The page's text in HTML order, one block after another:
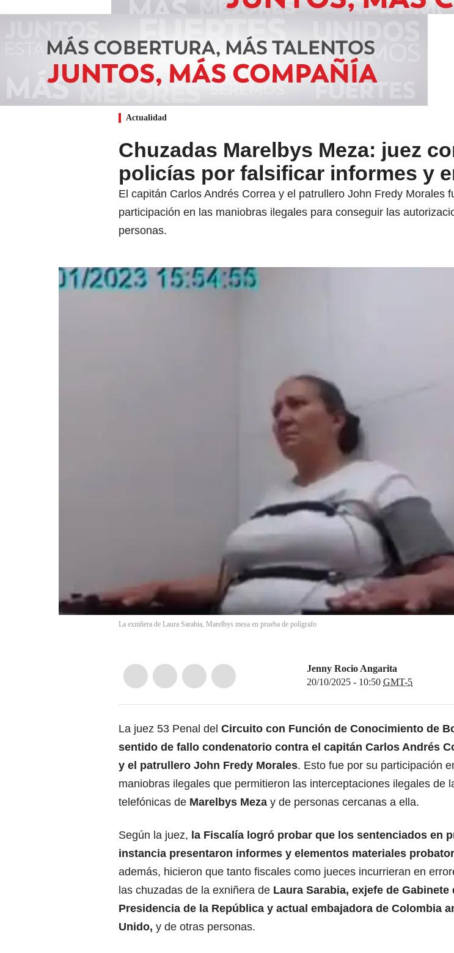
Actualidad
Chuzadas Marelbys Meza: juez
policías por falsificar informes y
El capitán Carlos Andrés Correa y el patrullero John Fredy Morales
participación en las maniobras ilegales para conseguir las
personas.
La exniñera de Laura Sarabia, Marelbys mesa en prueba de polígrafo
Jenny Rocio Angarita
20/10/2025 - 10:50 GMT-5
La juez 53 Penal del Circuito con Función de Conocimiento de
sentido de fallo condenatorio contra el capitán Carlos Andrés
y el patrullero John Fredy Morales. Esto fue por su participación
maniobras ilegales que permitieron las interceptaciones ilegales de
telefónicas de Marelbys Meza y de personas cercanas a ella.
Según la juez, la Fiscalía logró probar que los sentenciados en
instancia presentaron informes y elementos materiales
además, hicieron que tanto fiscales como jueces incurrieran en
las chuzadas de la exniñera de Laura Sarabia, exjefe de Gabinete
Presidencia de la República y actual embajadora de Colombia
Unido, y de otras personas.